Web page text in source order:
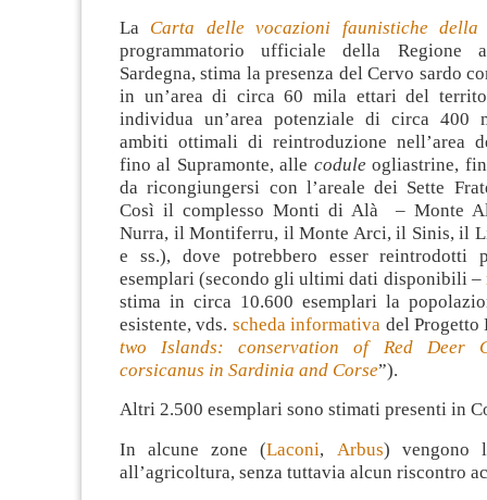
La Carta delle vocazioni faunistiche della
programmatorio ufficiale della Regione
Sardegna, stima la presenza del Cervo sardo
in un’area di circa 60 mila ettari del
individua un’area potenziale di circa 400
ambiti ottimali di reintroduzione nell’area
fino al Supramonte, alle codule ogliastrine,
da ricongiungersi con l’areale dei Sette
Così il complesso Monti di Alà – Monte
Nurra, il Montiferru, il Monte Arci, il Sinis, il
e ss.), dove potrebbero esser
esemplari (secondo gli ultimi dati disponibili –
stima in circa 10.600 esemplari la
esistente, vds. scheda informativa del Progetto
two Islands: conservation of Red Deer
corsicanus in Sardinia and Corse”).
Altri 2.500 esemplari sono stimati presenti in
In alcune zone (Laconi, Arbus) vengono
all’agricoltura, senza tuttavia alcun riscontro